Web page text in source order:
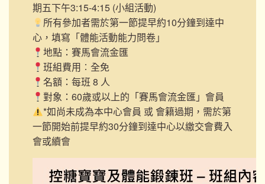
期五下午3:15-4:15 (小組活動)
所有參加者需於第一節提早約10分鐘到達中
心，填寫「體能活動能力問卷」
地點：賽馬會流金匯
班組費用︰全免
名額：每班 8 人
對象：60歲或以上的「賽馬會流金匯」會員
*如尚未成為本中心會員 或 會籍過期，需於第
一節開始前提早約30分鐘到達中心以繳交會費入
會或續會